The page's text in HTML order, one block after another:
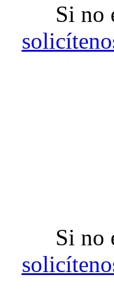
Si no
Si no